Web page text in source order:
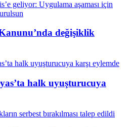
değişiklik
halk uyuşturucuya